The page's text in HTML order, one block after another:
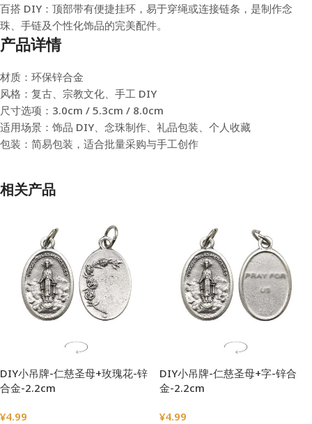
百搭 DIY：顶部带有便捷挂环，易于穿绳或连接链条，是制作念
珠、手链及个性化饰品的完美配件。
产品详情
材质：环保锌合金
风格：复古、宗教文化、手工 DIY
尺寸选项：3.0cm / 5.3cm / 8.0cm
适用场景：饰品 DIY、念珠制作、礼品包装、个人收藏
包装：简易包装，适合批量采购与手工创作
相关产品
DIY小吊牌-仁慈圣母+玫瑰花-锌
合金-2.2cm
¥4.99
DIY小吊牌-仁慈圣母+字-锌合
金-2.2cm
¥4.99